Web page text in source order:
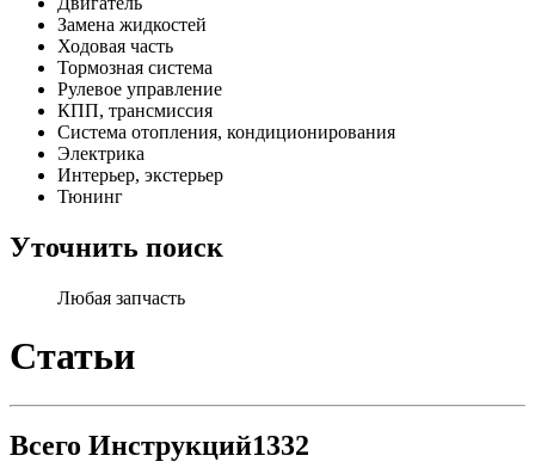
Замена жидкостей
Ходовая часть
Тормозная система
Рулевое управление
КПП, трансмиссия
Система отопления, кондиционирования
Электрика
Интерьер, экстерьер
Тюнинг
Уточнить поиск
Любая запчасть
Статьи
Всего Инструкций1332